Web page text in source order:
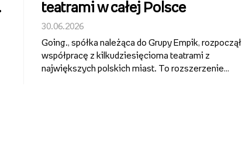
teatrami w całej Polsce
30.06.2026
Going., spółka należąca do Grupy Empik, rozpoczął
współpracę z kilkudziesięcioma teatrami z
największych polskich miast. To rozszerzenie